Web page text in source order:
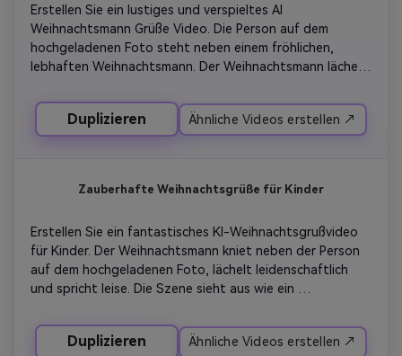
Atmosphäre.
Erstellen Sie ein lustiges und verspieltes AI
Weihnachtsmann Grüße Video. Die Person auf dem
hochgeladenen Foto steht neben einem fröhlichen,
lebhaften Weihnachtsmann. Der Weihnachtsmann lächelt
und Charme eine entspannte Weihnachtsbotschaft. Der
Hintergrund ist mit bunten Weihnachtsdekorationen,
Farben, fröhliche festliche Atmosphäre. Videos sollten
passen.
Duplizieren Ähnliche Videos erstellen ↗
Zauberhafte Weihnachtsgrüße für Kinder
Erstellen Sie ein fantastisches KI-Weihnachtsgrußvideo
für Kinder. Der Weihnachtsmann kniet neben der Person
auf dem hochgeladenen Foto, lächelt leidenschaftlich
und spricht leise. Die Szene sieht aus wie ein
funkelnden Lichtern und sanften Farben. Der
Weihnachtsmann sendet eine sanfte und ermutigende
Duplizieren Ähnliche Videos erstellen ↗